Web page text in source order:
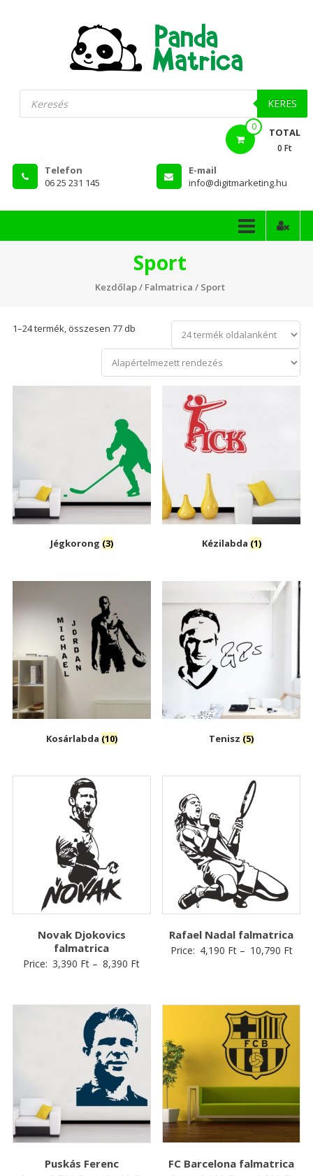
PandaMatrica
falmatrica
Products
search KERES
0 TOTAL
0 Ft
Telefon
06 25 231 145
E-mail
info@digitmarketing.hu
Sport
Kezdőlap/ Falmatrica / Sport
1–24 termék, összesen 77 db
Jégkorong (3) Kézilabda (1)
Kosárlabda (10) Tenisz (5)
Novak Djokovics
falmatrica
Price: 3,390 Ft – 8,390 Ft
Rafael Nadal falmatrica
Price: 4,190 Ft– 10,790 Ft
Puskás Ferenc FC Barcelona falmatrica